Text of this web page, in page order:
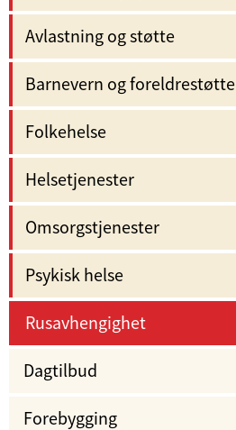
Avlastning og støtte
Barnevern og foreldrestøtte
Folkehelse
Helsetjenester
Omsorgstjenester
Psykisk helse
Rusavhengighet
Dagtilbud
Forebygging